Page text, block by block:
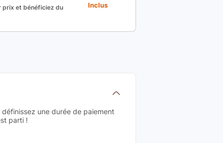
prix et bénéficiez du
Inclus
une durée de paiement
parti !